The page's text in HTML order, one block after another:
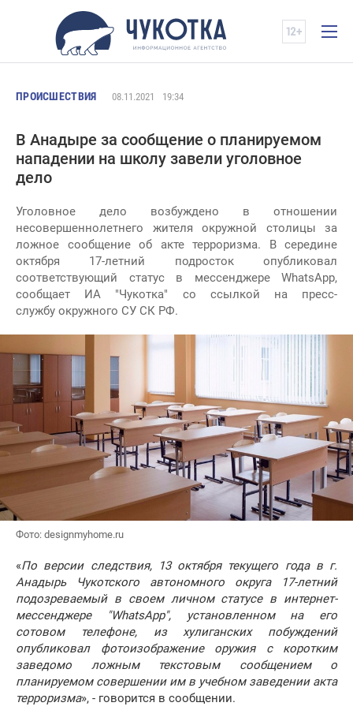
ПРОИСШЕСТВИЯ 08.11.2021 19:34
В Анадыре за сообщение о планируемом
нападении на школу завели уголовное
дело
Уголовное дело возбуждено в отношении
несовершеннолетнего жителя окружной столицы за
ложное сообщение об акте терроризма. В середине
октября 17-летний подросток опубликовал
соответствующий статус в мессенджере WhatsApp,
сообщает ИА "Чукотка" со ссылкой на пресс-
службу окружного СУ СК РФ.
Фото: designmyhome.ru
«По версии следствия, 13 октября текущего года в г.
Анадырь Чукотского автономного округа 17-летний
подозреваемый в своем личном статусе в интернет-
мессенджере "WhatsApp", установленном на его
сотовом телефоне, из хулиганских побуждений
опубликовал фотоизображение оружия с коротким
заведомо ложным текстовым сообщением о
планируемом совершении им в учебном заведении акта
терроризма», - говорится в сообщении.